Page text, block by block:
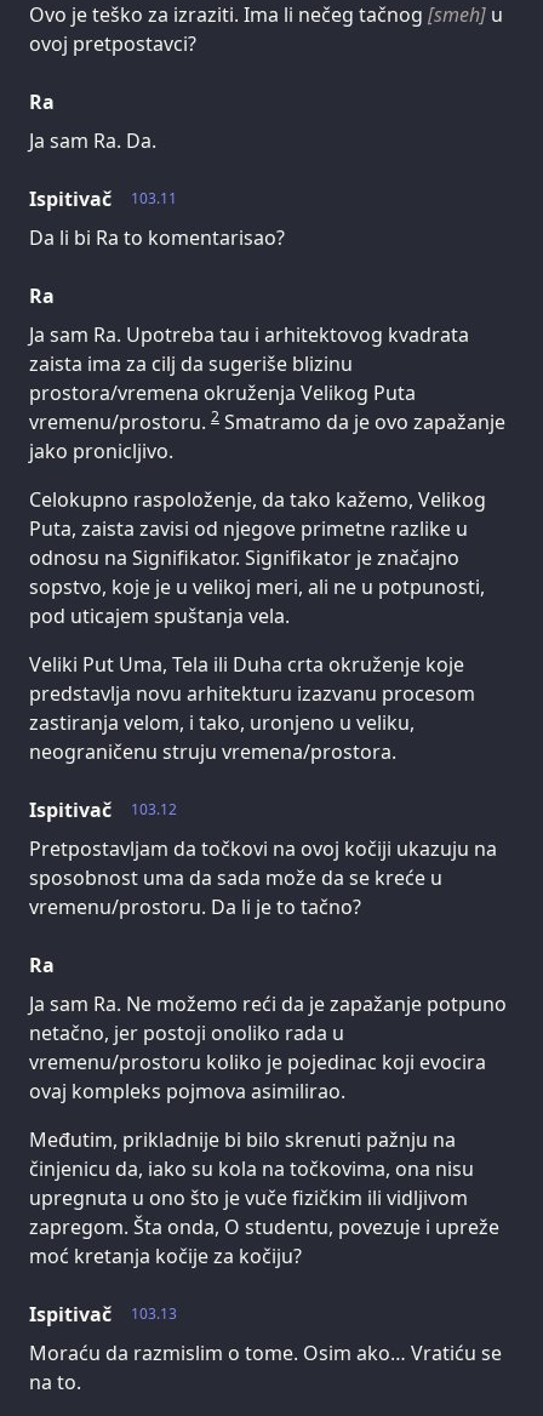
Ovo je teško za izraziti. Ima li nečeg tačnog [smeh] u
ovoj pretpostavci?
Ra
Ja sam Ra. Da.
103.11
Ispitivač
Da li bi Ra to komentarisao?
Ra
Ja sam Ra. Upotreba tau i arhitektovog kvadrata
zaista ima za cilj da sugeriše blizinu
prostora/vremena okruženja Velikog Puta
vremenu/prostoru. 2 Smatramo da je ovo zapažanje
jako pronicljivo.
Celokupno raspoloženje, da tako kažemo, Velikog
Puta, zaista zavisi od njegove primetne razlike u
odnosu na Signifikator. Signifikator je značajno
sopstvo, koje je u velikoj meri, ali ne u potpunosti,
pod uticajem spuštanja vela.
Veliki Put Uma, Tela ili Duha crta okruženje koje
predstavlja novu arhitekturu izazvanu procesom
zastiranja velom, i tako, uronjeno u veliku,
neograničenu struju vremena/prostora.
103.12
Ispitivač
Pretpostavljam da točkovi na ovoj kočiji ukazuju na
sposobnost uma da sada može da se kreće u
vremenu/prostoru. Da li je to tačno?
Ra
Ja sam Ra. Ne možemo reći da je zapažanje potpuno
netačno, jer postoji onoliko rada u
vremenu/prostoru koliko je pojedinac koji evocira
ovaj kompleks pojmova asimilirao.
Međutim, prikladnije bi bilo skrenuti pažnju na
činjenicu da, iako su kola na točkovima, ona nisu
upregnuta u ono što je vuče fizičkim ili vidljivom
zapregom. Šta onda, O studentu, povezuje i upreže
moć kretanja kočije za kočiju?
103.13
Ispitivač
Moraću da razmislim o tome. Osim ako… Vratiću se
na to.